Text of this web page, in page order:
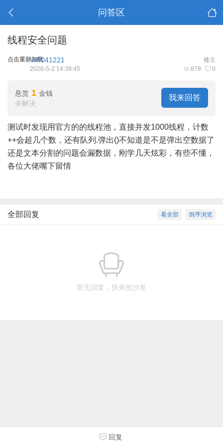
问答区
线程安全问题
点击重新加载 楼主
VIP041221
878 0
2026-5-2 14:39:45
我来回答
悬赏 1 金钱
未解决
测试时发现用官方的的线程池，直接并发1000线程，计数
++会超几个数，还有队列.弹出()不知道是不是弹出空数据了
还是文本分割的问题会漏数据，刚学几天炫彩，有些不懂，
各位大佬嘴下留情
倒序浏览
看全部
全部回复
暂无回复，快来抢沙发
回复